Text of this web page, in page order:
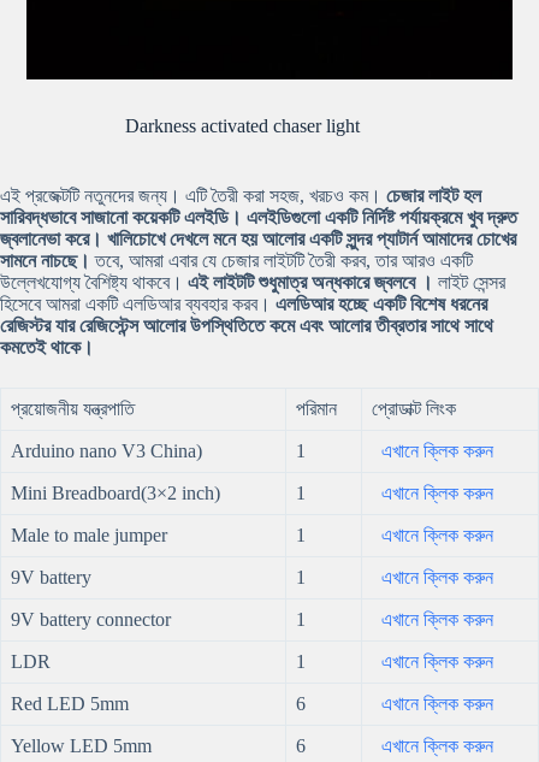
Darkness activated chaser light
এই প্রজেক্টটি নতুনদের জন্য। এটি তৈরী করা সহজ, খরচও কম। চেজার লাইট হল
সারিবদ্ধভাবে সাজানো কয়েকটি এলইডি। এলইডিগুলো একটি নির্দিষ্ট পর্যায়ক্রমে খুব দ্রুত
জ্বলানেভা করে। খালিচোখে দেখলে মনে হয় আলোর একটি সুন্দর প্যাটার্ন আমাদের চোখের
সামনে নাচছে। তবে, আমরা এবার যে চেজার লাইটটি তৈরী করব, তার আরও একটি
উল্লেখযোগ্য বৈশিষ্ট্য থাকবে। এই লাইটটি শুধুমাত্র অন্ধকারে জ্বলবে । লাইট সেন্সর
হিসেবে আমরা একটি এলডিআর ব্যবহার করব। এলডিআর হচ্ছে একটি বিশেষ ধরনের
রেজিস্টর যার রেজিস্টেন্স আলোর উপস্থিতিতে কমে এবং আলোর তীব্রতার সাথে সাথে
কমতেই থাকে।
প্রয়োজনীয় যন্ত্রপাতি পরিমান প্রোডাক্ট লিংক
Arduino nano V3 China) 1 এখানে ক্লিক করুন
Mini Breadboard(3×2 inch) 1 এখানে ক্লিক করুন
Male to male jumper 1 এখানে ক্লিক করুন
9V battery 1 এখানে ক্লিক করুন
9V battery connector 1 এখানে ক্লিক করুন
LDR 1 এখানে ক্লিক করুন
Red LED 5mm 6 এখানে ক্লিক করুন
Yellow LED 5mm 6 এখানে ক্লিক করুন